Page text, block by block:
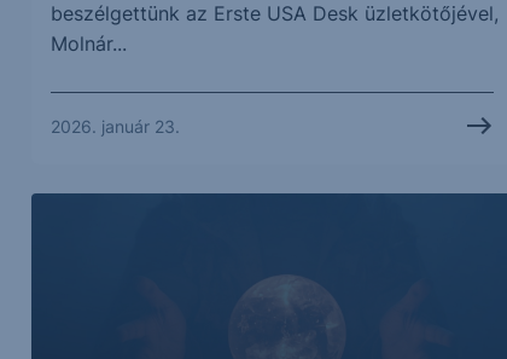
beszélgettünk az Erste USA Desk üzletkötőjével,
Molnár...
2026. január 23.